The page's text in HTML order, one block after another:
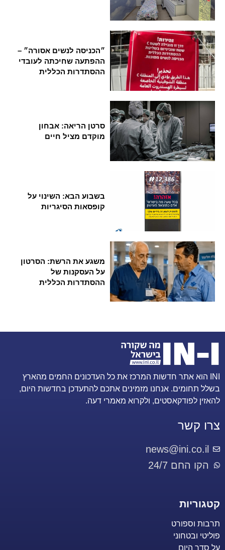
״הכניסה לנשים אסורה״ –
ההפתעה שחיכתה לעובדי
ההסתדרות הכללית
סרטן הריאה: אבחון
מוקדם מציל חיים
בשבוע הבא: השינוי על
קופסאות הסיגריות
משגע את הרשת: הסרטון
על העסקנות של
ההסתדרות הכללית
INI הוא אתר חדשות המרכז את כל העדכונים החמים מהארץ
בשלל תחומים. אנחנו מזמינים אתכם להתעדכן בחדשות היום,
להאזין לפודקאסטים, ולקרוא מאמרי דעה.
צרו קשר
news@ini.co.il
הקו החם 24/7
קטגוריות
תרבות וספורט
פוליטי ובטחוני
על סדר היום